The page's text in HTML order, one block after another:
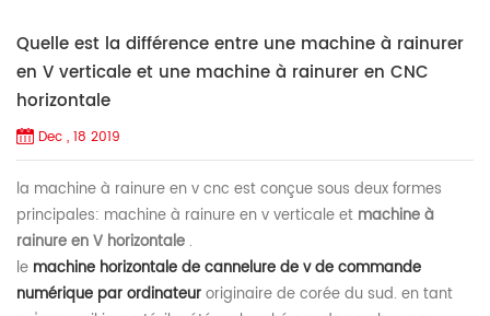
Quelle est la différence entre une machine à rainurer
en V verticale et une machine à rainurer en CNC
horizontale
Dec , 18 2019
la machine à rainure en v cnc est conçue sous deux formes
principales: machine à rainure en v verticale et machine à
rainure en V horizontale .
le machine horizontale de cannelure de v de commande
numérique par ordinateuroriginaire de corée du sud. en tant